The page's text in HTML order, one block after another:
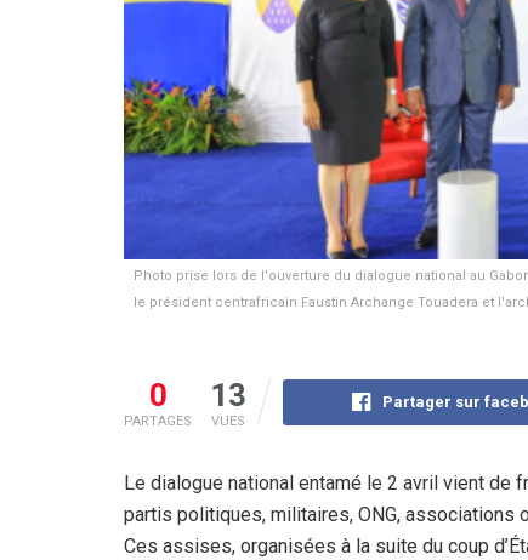
Photo prise lors de l'ouverture du dialogue national au
le président centrafricain Faustin Archange Touadera et
0
PARTAGES
13
VUES
Partager sur
Le dialogue national entamé le 2 avril vient de
partis politiques, militaires, ONG, associations
Ces assises, organisées à la suite du coup